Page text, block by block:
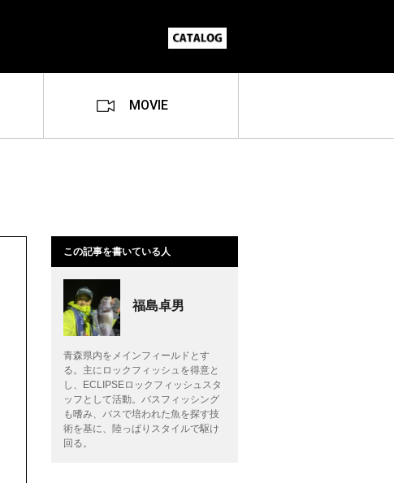
MOVIE
この記事を書いている人
福島卓男
青森県内をメインフィールドとす
る。主にロックフィッシュを得意と
し、ECLIPSEロックフィッシュスタ
ッフとして活動。バスフィッシング
も嗜み、バスで培われた魚を探す技
術を基に、陸っぱりスタイルで駆け
回る。